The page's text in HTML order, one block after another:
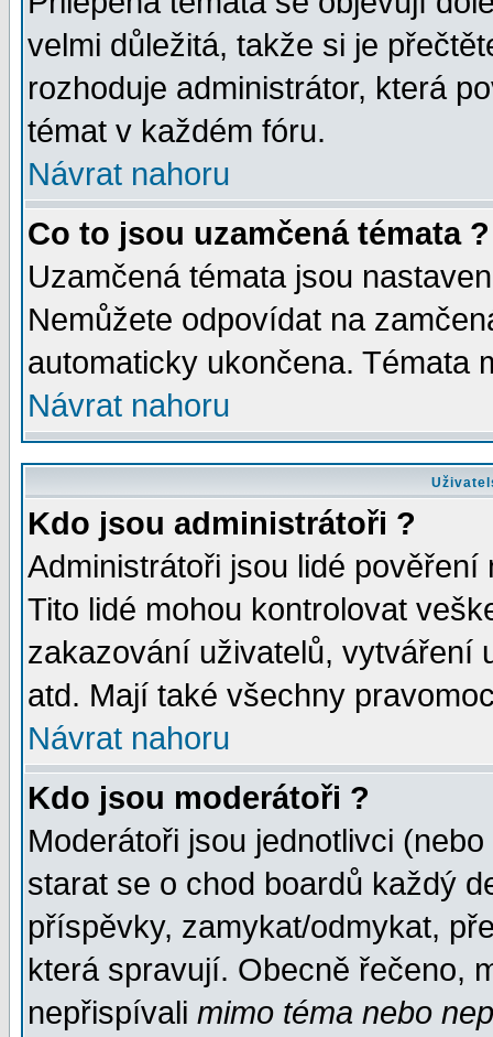
velmi důležitá, takže si je
rozhoduje administrátor, která
témat v každém fóru.
Návrat nahoru
Co to jsou uzamčená témata ?
Uzamčená témata jsou
Nemůžete odpovídat na
automaticky ukončena. Témata
Návrat nahoru
Kdo jsou administrátoři ?
Administrátoři jsou lidé
Tito lidé mohou kontrolovat
zakazování uživatelů, vytváření
atd. Mají také všechny
Návrat nahoru
Kdo jsou moderátoři ?
Moderátoři jsou jednotlivci
starat se o chod boardů každý
příspěvky, zamykat/odmykat,
která spravují. Obecně řečeno,
nepřispívali mimo téma nebo